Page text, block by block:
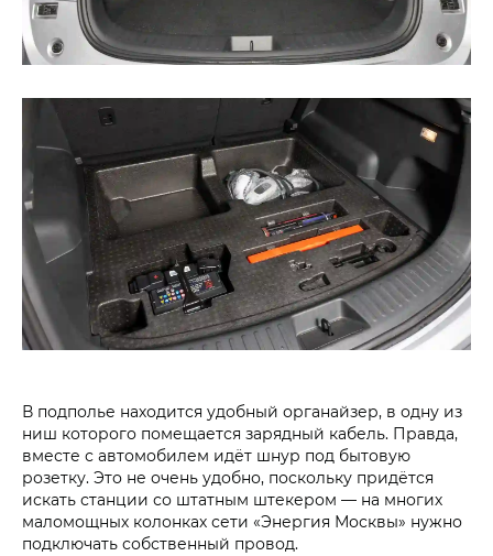
В подполье находится удобный органайзер, в одну из
ниш которого помещается зарядный кабель. Правда,
вместе с автомобилем идёт шнур под бытовую
розетку. Это не очень удобно, поскольку придётся
искать станции со штатным штекером — на многих
маломощных колонках сети «Энергия Москвы» нужно
подключать собственный провод.